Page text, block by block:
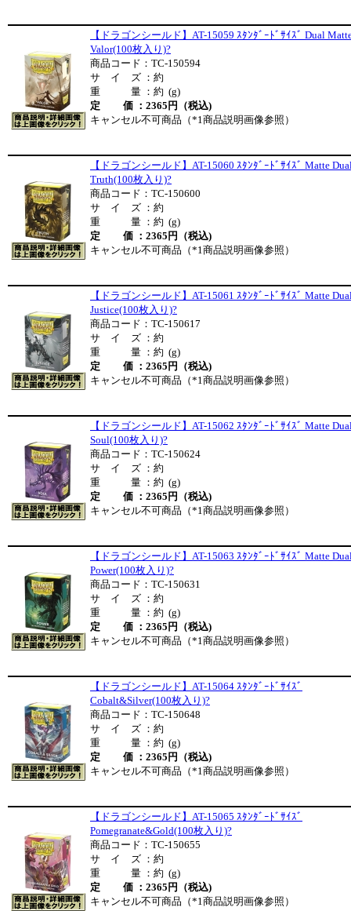
【ドラゴンシールド】AT-15059 ｽﾀﾝﾀﾞｰﾄﾞｻｲｽﾞ Dual
Valor(100枚入り)?
商品コード：TC-150594
サ イ ズ ：約
重 量 ：約 (g)
定 価 ：2365円（税込)
キャンセル不可商品（*1商品説明画像参照）
【ドラゴンシールド】AT-15060 ｽﾀﾝﾀﾞｰﾄﾞｻｲｽﾞ Matte
Truth(100枚入り)?
商品コード：TC-150600
サ イ ズ ：約
重 量 ：約 (g)
定 価 ：2365円（税込)
キャンセル不可商品（*1商品説明画像参照）
【ドラゴンシールド】AT-15061 ｽﾀﾝﾀﾞｰﾄﾞｻｲｽﾞ Matte
Justice(100枚入り)?
商品コード：TC-150617
サ イ ズ ：約
重 量 ：約 (g)
定 価 ：2365円（税込)
キャンセル不可商品（*1商品説明画像参照）
【ドラゴンシールド】AT-15062 ｽﾀﾝﾀﾞｰﾄﾞｻｲｽﾞ Matte
Soul(100枚入り)?
商品コード：TC-150624
サ イ ズ ：約
重 量 ：約 (g)
定 価 ：2365円（税込)
キャンセル不可商品（*1商品説明画像参照）
【ドラゴンシールド】AT-15063 ｽﾀﾝﾀﾞｰﾄﾞｻｲｽﾞ Matte
Power(100枚入り)?
商品コード：TC-150631
サ イ ズ ：約
重 量 ：約 (g)
定 価 ：2365円（税込)
キャンセル不可商品（*1商品説明画像参照）
【ドラゴンシールド】AT-15064 ｽﾀﾝﾀﾞｰﾄﾞｻｲｽﾞ
Cobalt&Silver(100枚入り)?
商品コード：TC-150648
サ イ ズ ：約
重 量 ：約 (g)
定 価 ：2365円（税込)
キャンセル不可商品（*1商品説明画像参照）
【ドラゴンシールド】AT-15065 ｽﾀﾝﾀﾞｰﾄﾞｻｲｽﾞ
Pomegranate&Gold(100枚入り)?
商品コード：TC-150655
サ イ ズ ：約
重 量 ：約 (g)
定 価 ：2365円（税込)
キャンセル不可商品（*1商品説明画像参照）